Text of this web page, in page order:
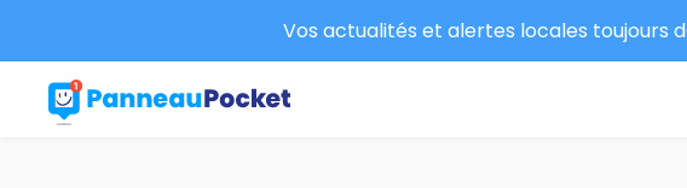
Vos actualités et alertes locales toujours